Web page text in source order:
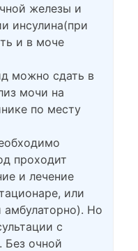
железы и
инсулина(при
и в моче
можно сдать в
мочи на
по месту
проходит
и лечение
или
Но
с
Без очной